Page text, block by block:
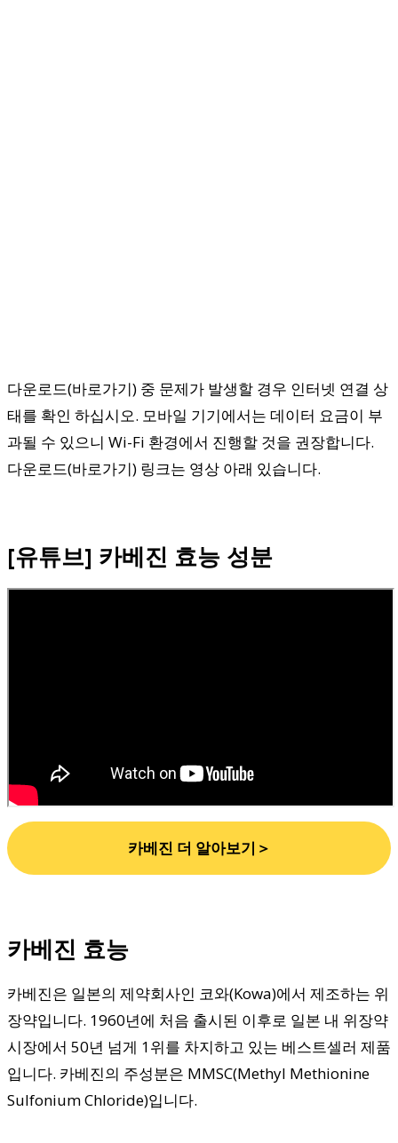
다운로드(바로가기) 중 문제가 발생할 경우 인터넷 연결 상
태를 확인 하십시오. 모바일 기기에서는 데이터 요금이 부
과될 수 있으니 Wi-Fi 환경에서 진행할 것을 권장합니다.
다운로드(바로가기) 링크는 영상 아래 있습니다.
[유튜브] 카베진 효능 성분
카베진 더 알아보기＞
카베진 효능
카베진은 일본의 제약회사인 코와(Kowa)에서 제조하는 위
장약입니다. 1960년에 처음 출시된 이후로 일본 내 위장약
시장에서 50년 넘게 1위를 차지하고 있는 베스트셀러 제품
입니다. 카베진의 주성분은 MMSC(Methyl Methionine
Sulfonium Chloride)입니다.